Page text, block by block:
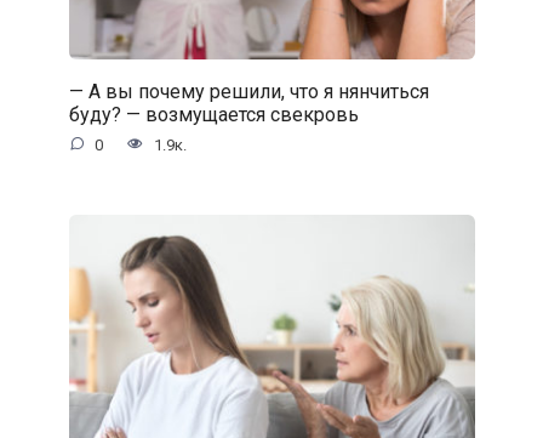
— А вы почему решили, что я нянчиться
буду? — возмущается свекровь
0 1.9к.